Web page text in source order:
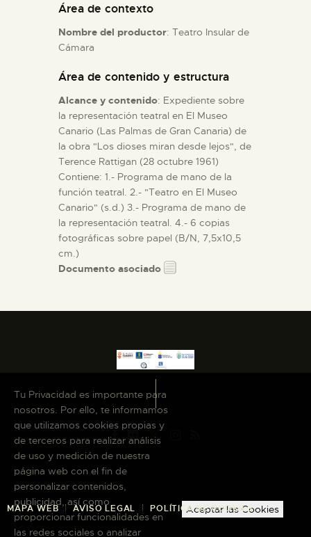
Área de contexto
Nombre del productor: Teatro Insular de
Cámara
Área de contenido y estructura
Alcance y contenido: Expediente sobre
la representación teatral en El Museo
Canario (Las Palmas de Gran Canaria) de
la obra "Los dioses miran desde lejos", de
Terence Rattigan (28 octubre 1961)
Contiene: 1.- Programa de mano de la
función teatral. 2.- "Teatro en El Museo
Canario" (s.d.) 3.- Programa de mano de
la representación teatral. 4.- 6 copias
fotográficas sobre papel (B/N, 7,5x10,5
cm.)
Documento asociado
MAPA WEB AVISO LEGAL POLÍTICA DE COOKIES
Tu Privacidad es importante para
nosotros. Por ello, te informamos
que utilizamos cookies propias y
de terceros para realizar análisis
de uso y medición de nuestra
página web con el fin de
personalizar contenidos,
publicidad, así como
proporcionar funcionalidades en
las redes sociales o analizar
Aceptar las Cookies